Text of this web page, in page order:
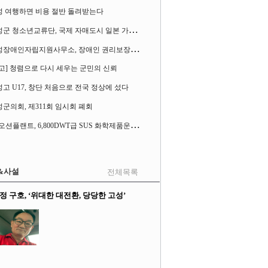
여행하면 비용 절반 돌려받는다
고
성군 청소년교류단, 국제 자매도시 일본 가사오카시 찾아
고
성장애인자립지원사무소, 장애인 권리보장 촉구 1인 시위 벌여
] 청렴으로 다시 세우는 군민의 신뢰
고 U17, 창단 처음으로 전국 정상에 섰다
군의회, 제311회 임시회 폐회
S
K오션플랜트, 6,800DWT급 SUS 화학제품운반선 2척 수주
사설 전체목록
구호, ‘위대한 대전환, 당당한 고성’